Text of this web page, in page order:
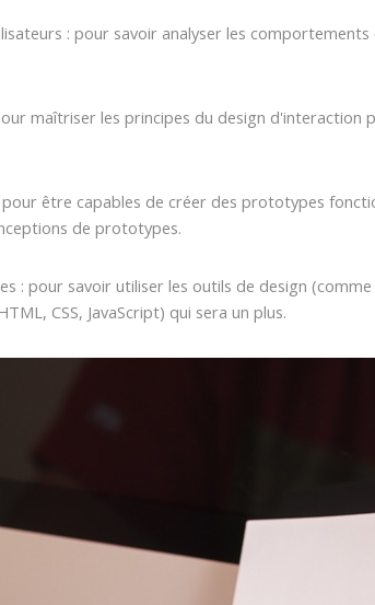
: pour savoir analyser les
maîtriser les principes du design
être capables de créer des prototypes
de prototypes.
: pour savoir utiliser les outils de design
CSS, JavaScript) qui sera un plus.